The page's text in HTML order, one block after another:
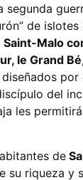
segunda
de
Saint-Malo
le Grand
por
del
les
de
su riqueza y